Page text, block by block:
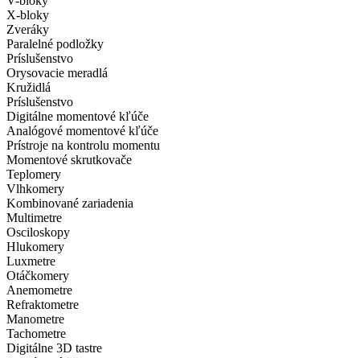
X-bloky
Zveráky
Paralelné podložky
Príslušenstvo
Orysovacie meradlá
Kružidlá
Príslušenstvo
Digitálne momentové kľúče
Analógové momentové kľúče
Prístroje na kontrolu momentu
Momentové skrutkovače
Teplomery
Vlhkomery
Kombinované zariadenia
Multimetre
Osciloskopy
Hlukomery
Luxmetre
Otáčkomery
Anemometre
Refraktometre
Manometre
Tachometre
Digitálne 3D tastre